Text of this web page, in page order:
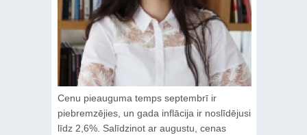
Cenu pieauguma temps septembrī ir
piebremzējies, un gada inflācija ir noslīdējusi
līdz 2,6%. Salīdzinot ar augustu, cenas